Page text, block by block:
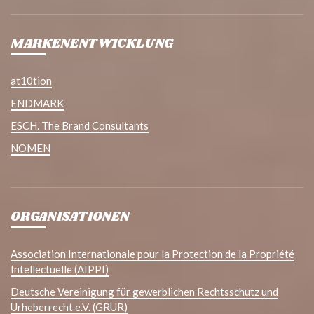
MARKENENTWICKLUNG
at10tion
ENDMARK
ESCH. The Brand Consultants
NOMEN
ORGANISATIONEN
Association Internationale pour la Protection de la Propriété
Intellectuelle (AIPPI)
Deutsche Vereinigung für gewerblichen Rechtsschutz und
Urheberrecht e.V. (GRUR)